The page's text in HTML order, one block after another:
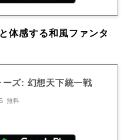
体感する和風ファンタ
ーズ: 幻想天下統一戦
無料